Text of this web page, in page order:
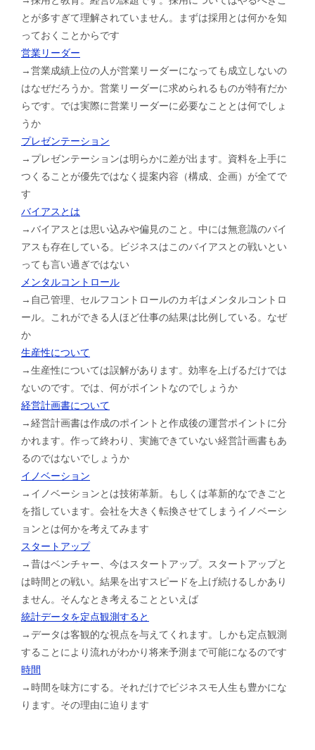
とが多すぎて理解されていません。まずは採用とは何かを知
っておくことからです
営業リーダー
→営業成績上位の人が営業リーダーになっても成立しないの
はなぜだろうか。営業リーダーに求められるものが特有だか
らです。では実際に営業リーダーに必要なこととは何でしょ
うか
プレゼンテーション
→プレゼンテーションは明らかに差が出ます。資料を上手に
つくることが優先ではなく提案内容（構成、企画）が全てで
す
バイアスとは
→バイアスとは思い込みや偏見のこと。中には無意識のバイ
アスも存在している。ビジネスはこのバイアスとの戦いとい
っても言い過ぎではない
メンタルコントロール
→自己管理、セルフコントロールのカギはメンタルコントロ
ール。これができる人ほど仕事の結果は比例している。なぜ
か
生産性について
→生産性については誤解があります。効率を上げるだけでは
ないのです。では、何がポイントなのでしょうか
経営計画書について
→経営計画書は作成のポイントと作成後の運営ポイントに分
かれます。作って終わり、実施できていない経営計画書もあ
るのではないでしょうか
イノベーション
→イノベーションとは技術革新。もしくは革新的なできごと
を指しています。会社を大きく転換させてしまうイノベーシ
ョンとは何かを考えてみます
スタートアップ
→昔はベンチャー、今はスタートアップ。スタートアップと
は時間との戦い。結果を出すスピードを上げ続けるしかあり
ません。そんなとき考えることといえば
統計データを定点観測すると
→データは客観的な視点を与えてくれます。しかも定点観測
することにより流れがわかり将来予測まで可能になるのです
時間
→時間を味方にする。それだけでビジネスモ人生も豊かにな
ります。その理由に迫ります